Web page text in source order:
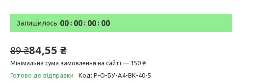
Залишилось 00 00 00 00
89 ₴84,55 ₴
Мінімальна сума замовлення на сайті — 150 ₴
Готово до відправки
Код: P-О-БУ-А4-ВК-40-5